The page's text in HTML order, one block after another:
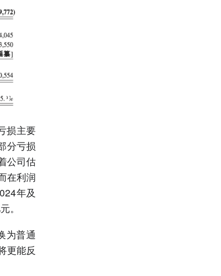
损主要
分亏损
公司估
在利润
年及
。
为普通
更能反